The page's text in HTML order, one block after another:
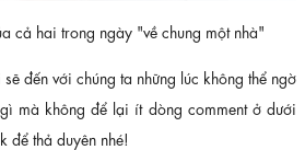
cả hai trong ngày "về chung một nhà"
đến với chúng ta những lúc không thể ngờ
mà không để lại ít dòng comment ở dưới
để thả duyên nhé!